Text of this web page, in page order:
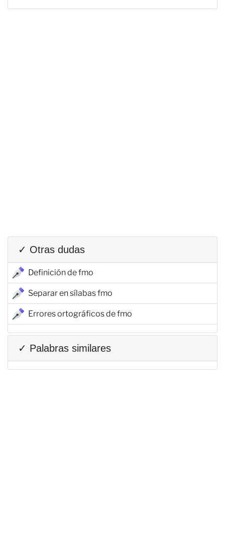
✓ Otras dudas
Definición de fmo
Separar en sílabas fmo
Errores ortográficos de fmo
✓ Palabras similares